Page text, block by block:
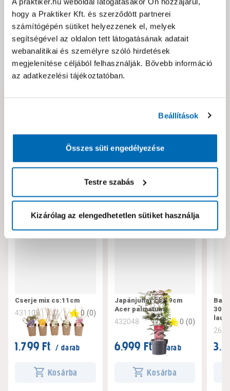
hogy a Praktiker Kft. és szerződött partnerei
számítógépén sütiket helyezzenek el, melyek
segítségével az oldalon tett látogatásának adatait
webanalitikai és személyre szóló hirdetések
megjelenítése céljából felhasználják. Bővebb információ
az adatkezelési tájékoztatóban.
Beállítások
Összes süti engedélyezése
Testre szabás
Kizárólag az elengedhetetlen sütiket használja
Jótállás, szavatosság
Csomagolási és súly információk
Dokumentumok, felelős személy
Hibát találtál az oldalon vagy a termék leírásában?
Neked ajánljuk!
Cserje mix cs:11cm
431105 0 (0)
1.799 Ft / darab
Kosárba
Japánjuhar cs:19cm
Acer palmatum
432048 0 (0)
6.999 Ft / darab
Kosárba
30-